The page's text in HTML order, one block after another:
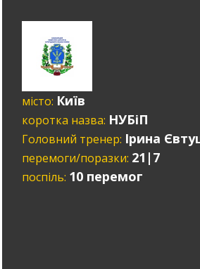
місто: Київ
коротка назва: НУБіП
Головний тренер: Ірина
перемоги/поразки: 21|7
поспіль: 10 перемог